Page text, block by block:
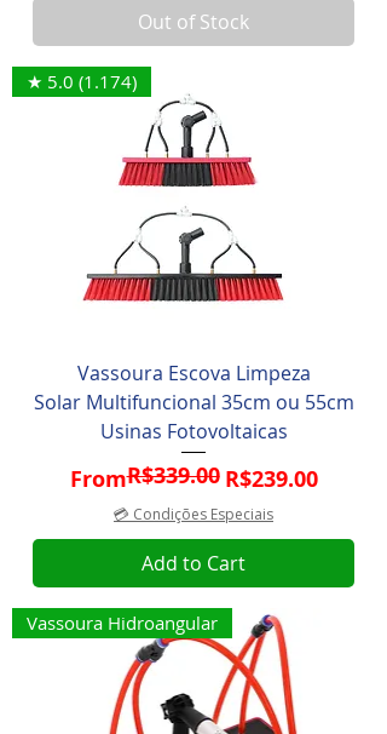
Out of Stock
★ 5.0 (1.174)
Vassoura Escova Limpeza
Solar Multifuncional 35cm ou 55cm
Usinas Fotovoltaicas
From
Regular Price
R$339.00 R$239.00
Sale Price
💳 Condições Especiais
Add to Cart
Vassoura Hidroangular